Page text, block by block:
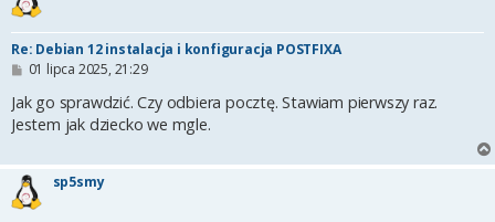
Re: Debian 12 instalacja i konfiguracja POSTFIXA
P
s
t
01 lipca 2025, 21:29
Jak go sprawdzić. Czy odbiera pocztę. Stawiam pierwszy raz.
Jestem jak dziecko we mgle.
sp5smy